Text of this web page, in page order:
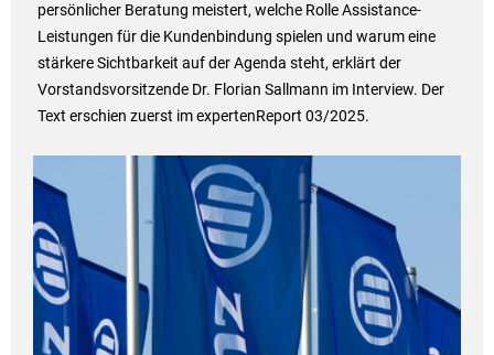
persönlicher Beratung meistert, welche Rolle Assistance-
Leistungen für die Kundenbindung spielen und warum eine
stärkere Sichtbarkeit auf der Agenda steht, erklärt der
Vorstandsvorsitzende Dr. Florian Sallmann im Interview. Der
Text erschien zuerst im expertenReport 03/2025.